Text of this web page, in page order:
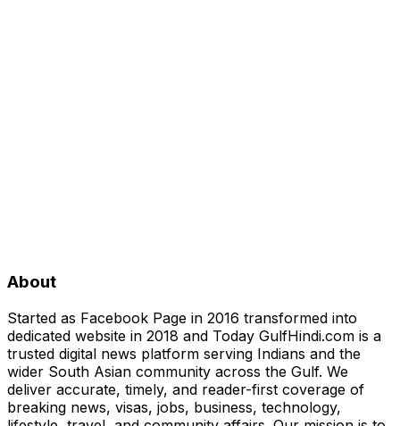
About
Started as Facebook Page in 2016 transformed into
dedicated website in 2018 and Today GulfHindi.com is a
trusted digital news platform serving Indians and the
wider South Asian community across the Gulf. We
deliver accurate, timely, and reader-first coverage of
breaking news, visas, jobs, business, technology,